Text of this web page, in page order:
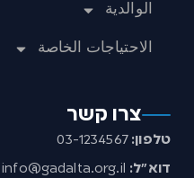
الوالدية
الاحتياجات الخاصة
צרו קשר
טלפון: 03-1234567
דוא”ל: info@gadalta.org.il